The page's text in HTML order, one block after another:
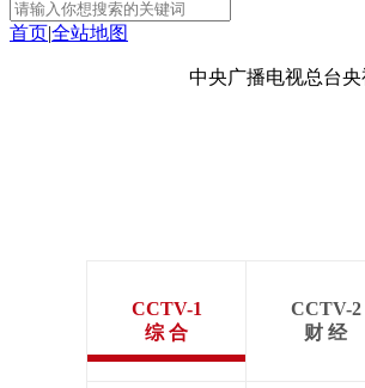
首页|全站地图
中央广播电视总台央
CCTV-1
综 合
CCTV-2
财 经